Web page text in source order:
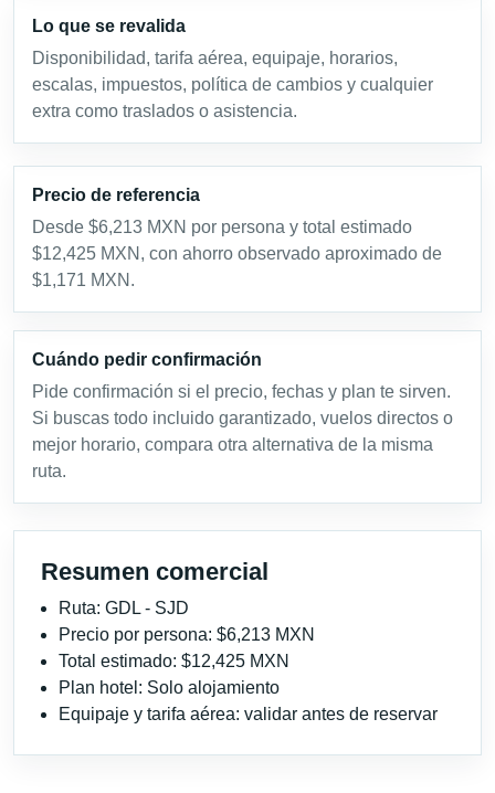
Lo que se revalida
Disponibilidad, tarifa aérea, equipaje, horarios,
escalas, impuestos, política de cambios y cualquier
extra como traslados o asistencia.
Precio de referencia
Desde $6,213 MXN por persona y total estimado
$12,425 MXN, con ahorro observado aproximado de
$1,171 MXN.
Cuándo pedir confirmación
Pide confirmación si el precio, fechas y plan te sirven.
Si buscas todo incluido garantizado, vuelos directos o
mejor horario, compara otra alternativa de la misma
ruta.
Resumen comercial
Ruta: GDL - SJD
Precio por persona: $6,213 MXN
Total estimado: $12,425 MXN
Plan hotel: Solo alojamiento
Equipaje y tarifa aérea: validar antes de reservar